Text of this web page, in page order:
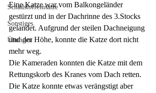
Schadstoffeinsätze
Sonstiges
Übungen
Eine Katze war vom Balkongeländer
gestürzt und in der Dachrinne des 3.Stocks
gelandet. Aufgrund der steilen Dachneigung
und der Höhe, konnte die Katze dort nicht
mehr weg.
Die Kameraden konnten die Katze mit dem
Rettungskorb des Kranes vom Dach retten.
Die Katze konnte etwas verängstigt aber